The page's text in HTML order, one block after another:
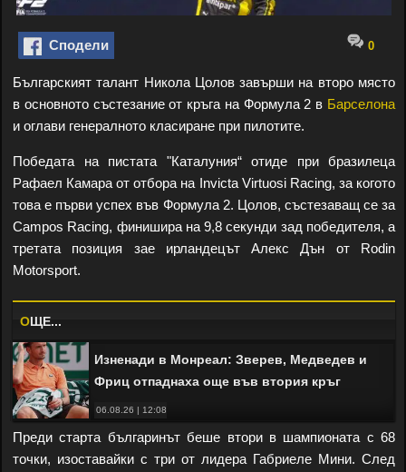
Сподели 0
Българският талант Никола Цолов завърши на второ място
в основното състезание от кръга на Формула 2 в Барселона
и оглави генералното класиране при пилотите.
Победата на пистата "Каталуния“ отиде при бразилеца
Рафаел Камара от отбора на Invicta Virtuosi Racing, за когото
това е първи успех във Формула 2. Цолов, състезаващ се за
Campos Racing, финишира на 9,8 секунди зад победителя, а
третата позиция зае ирландецът Алекс Дън от Rodin
Motorsport.
OЩЕ...
06.08.26 | 12:08
Изненади в Монреал: Зверев, Медведев и
Фриц отпаднаха още във втория кръг
Преди старта българинът беше втори в шампионата с 68
точки, изоставайки с три от лидера Габриеле Мини. След